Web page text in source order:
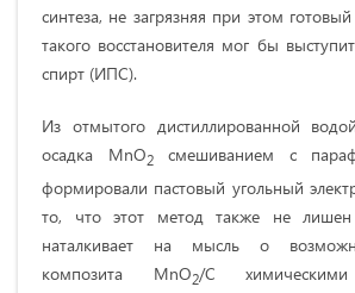
синтеза, не загрязняя при этом
такого восстановителя мог бы
спирт (ИПС).
Из отмытого дистиллированной
осадка MnO2смешиванием с
формировали пастовый угольный
то, что этот метод также не лишен
наталкивает на мысль о
композита MnO2/С